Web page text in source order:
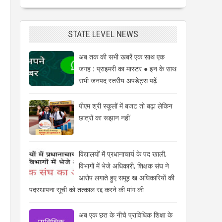
STATE LEVEL NEWS
अब तक की सभी खबरें एक साथ एक
जगह : प्राइमरी का मास्टर ● इन के साथ
सभी जनपद स्तरीय अपडेट्स पढ़ें
पीएम श्री स्कूलों में बजट तो बढ़ा लेकिन
छात्रों का रूझान नहीं
विद्यालयों में प्रधानाचार्य के पद खाली,
विभागों में भेजे अधिकारी, शिक्षक संघ ने
आरोप लगाते हुए समूह ख अधिकारियों की
पदस्थापना सूची को तत्काल रद्द करने की मांग की
अब एक छत के नीचे प्राविधिक शिक्षा के